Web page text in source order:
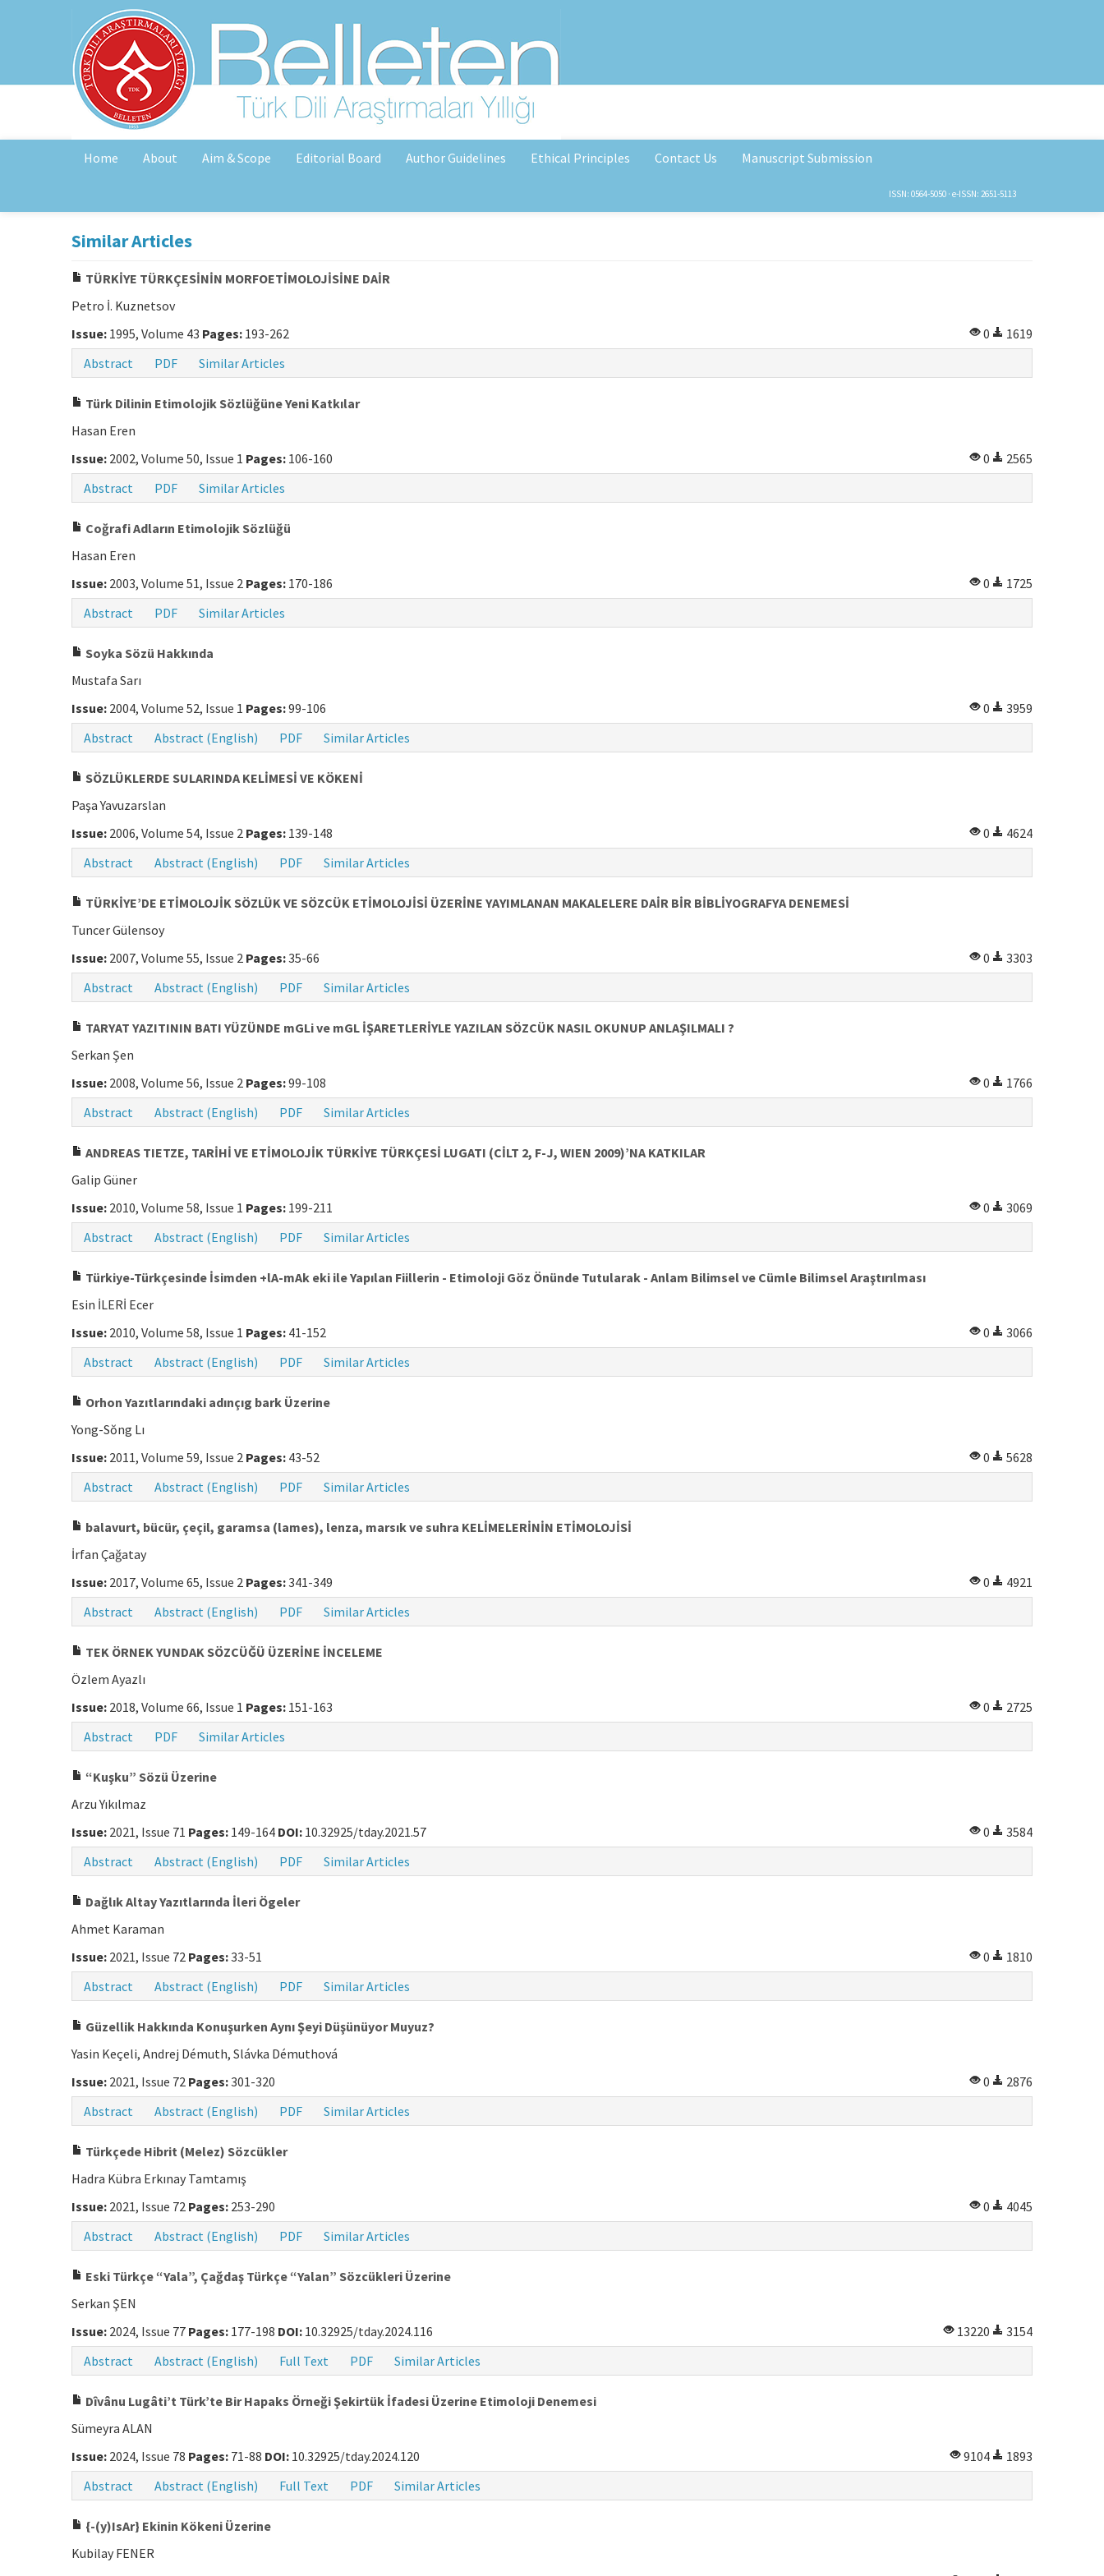
Home About Aim & Scope Editorial Board Author Guidelines Ethical Principles Contact Us Manuscript Submission
ISSN: 0564-5050 · e-ISSN: 2651-5113
Similar Articles
TÜRKİYE TÜRKÇESİNİN MORFOETİMOLOJİSİNE DAİR
Petro İ. Kuznetsov
Issue: 1995, Volume 43 Pages: 193-262 0
1619
Abstract
PDF Similar Articles
Türk Dilinin Etimolojik Sözlüğüne Yeni Katkılar
Hasan Eren
Issue: 2002, Volume 50, Issue 1 Pages: 106-160 0
2565
Abstract
PDF Similar Articles
Coğrafi Adların Etimolojik Sözlüğü
Hasan Eren
Issue: 2003, Volume 51, Issue 2 Pages: 170-186 0
1725
Abstract
PDF Similar Articles
Soyka Sözü Hakkında
Mustafa Sarı
Issue: 2004, Volume 52, Issue 1 Pages:99-106 0
3959
Abstract
Abstract (English) PDF Similar Articles
SÖZLÜKLERDE SULARINDA KELİMESİ VE KÖKENİ
Paşa Yavuzarslan
Issue: 2006, Volume 54, Issue 2 Pages: 139-148 0
4624
Abstract
Abstract (English) PDF Similar Articles
TÜRKİYE’DE ETİMOLOJİK SÖZLÜK VE SÖZCÜK ETİMOLOJİSİ ÜZERİNE YAYIMLANAN MAKALELERE DAİR BİR BİBLİYOGRAFYA DENEMESİ
Tuncer Gülensoy
Issue: 2007, Volume 55, Issue 2 Pages:35-66 0
3303
Abstract
Abstract (English) PDF Similar Articles
TARYAT YAZITININ BATI YÜZÜNDE mGLi ve mGL İŞARETLERİYLE YAZILAN SÖZCÜK NASIL OKUNUP ANLAŞILMALI ?
Serkan Şen
Issue: 2008, Volume 56, Issue 2 Pages:99-108 0
1766
Abstract
Abstract (English) PDF Similar Articles
ANDREAS TIETZE, TARİHİ VE ETİMOLOJİK TÜRKİYE TÜRKÇESİ LUGATI (CİLT 2, F-J, WIEN 2009)’NA KATKILAR
Galip Güner
Issue: 2010, Volume 58, Issue 1 Pages: 199-211 0
3069
Abstract
Abstract (English) PDF Similar Articles
Türkiye-Türkçesinde İsimden +lA-mAk eki ile Yapılan Fiillerin - Etimoloji Göz Önünde Tutularak - Anlam Bilimsel ve Cümle Bilimsel Araştırılması
Esin İLERİ Ecer
Issue: 2010, Volume 58, Issue 1 Pages: 41-152 0
3066
Abstract
Abstract (English) PDF Similar Articles
Orhon Yazıtlarındaki adınçıg bark Üzerine
Yong-Sŏng Lı
Issue: 2011, Volume 59, Issue 2 Pages: 43-52 0
5628
Abstract
Abstract (English) PDF Similar Articles
balavurt, bücür, çeçil, garamsa (lames), lenza, marsık ve suhra KELİMELERİNİN ETİMOLOJİSİ
İrfan Çağatay
Issue: 2017, Volume 65, Issue 2 Pages:341-349 0
4921
Abstract
Abstract (English) PDF Similar Articles
TEK ÖRNEK YUNDAK SÖZCÜĞÜ ÜZERİNE İNCELEME
Özlem Ayazlı
Issue: 2018, Volume 66, Issue 1 Pages: 151-163 0
2725
Abstract
PDF Similar Articles
“Kuşku” Sözü Üzerine
Arzu Yıkılmaz
Issue: 2021, Issue 71 Pages: 149-164 DOI: 10.32925/tday.2021.57 0
3584
Abstract
Abstract (English) PDF Similar Articles
Dağlık Altay Yazıtlarında İleri Ögeler
Ahmet Karaman
Issue: 2021, Issue 72 Pages:33-51 0
1810
Abstract
Abstract (English) PDF Similar Articles
Güzellik Hakkında Konuşurken Aynı Şeyi Düşünüyor Muyuz?
Yasin Keçeli, Andrej Démuth, Slávka Démuthová
Issue: 2021, Issue 72 Pages:301-320 0
2876
Abstract
Abstract (English) PDF Similar Articles
Türkçede Hibrit (Melez) Sözcükler
Hadra Kübra Erkınay Tamtamış
Issue: 2021, Issue 72 Pages: 253-290 0
4045
Abstract
Abstract (English) PDF Similar Articles
Eski Türkçe “Yala”, Çağdaş Türkçe “Yalan” Sözcükleri Üzerine
Serkan ŞEN
Issue: 2024, Issue 77 Pages: 177-198 DOI: 10.32925/tday.2024.116 13220
3154
Abstract
Abstract (English) Full Text PDF Similar Articles
Dîvânu Lugâti’t Türk’te Bir Hapaks Örneği Şekirtük İfadesi Üzerine Etimoloji Denemesi
Sümeyra ALAN
Issue: 2024, Issue 78 Pages: 71-88 DOI: 10.32925/tday.2024.120 9104
1893
Abstract
Abstract (English) Full Text PDF Similar Articles
{-(y)IsAr} Ekinin Kökeni Üzerine
Kubilay FENER